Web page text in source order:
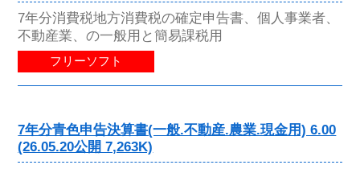
7年分消費税地方消費税の確定申告書、個人事業者、
不動産業、の一般用と簡易課税用
フリーソフト
7年分青色申告決算書(一般.不動産.農業.現金用) 6.00
(26.05.20公開 7,263K)